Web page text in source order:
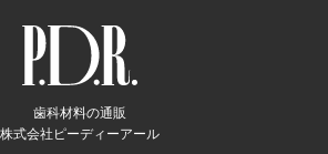
歯科材料の通販
株式会社ピーディーアール